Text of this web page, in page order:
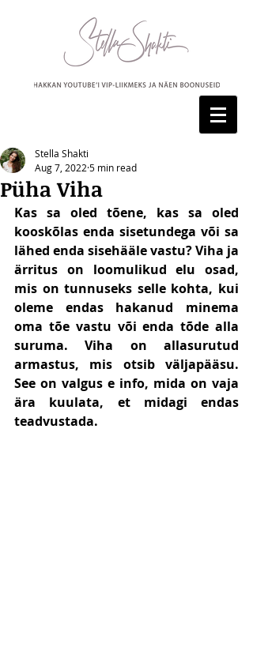
Püha Viha
Stella Shakti
Aug 7, 2022 5 min read
Kas sa oled tõene, kas sa oled
kooskõlas enda sisetundega või sa
lähed enda sisehääle vastu? Viha ja
ärritus on loomulikud elu osad,
mis on tunnuseks selle kohta, kui
oleme endas hakanud minema
oma tõe vastu või enda tõde alla
suruma. Viha on allasurutud
armastus, mis otsib väljapääsu.
See on valgus e info, mida on vaja
ära kuulata, et midagi endas
teadvustada.